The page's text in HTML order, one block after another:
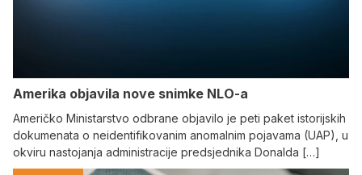
Amerika objavila nove snimke NLO-a
Američko Ministarstvo odbrane objavilo je peti paket istorijskih
dokumenata o neidentifikovanim anomalnim pojavama (UAP), u
okviru nastojanja administracije predsjednika Donalda […]